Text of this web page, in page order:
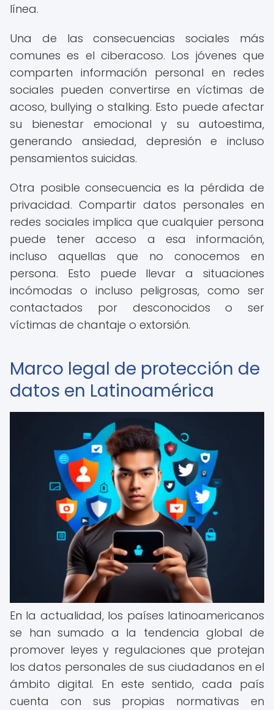
línea.
Una de las consecuencias sociales más
comunes es el ciberacoso. Los jóvenes que
comparten información personal en redes
sociales pueden convertirse en víctimas de
acoso, bullying o stalking. Esto puede afectar
su bienestar emocional y su autoestima,
generando ansiedad, depresión e incluso
pensamientos suicidas.
Otra posible consecuencia es la pérdida de
privacidad. Compartir datos personales en
redes sociales implica que cualquier persona
puede tener acceso a esa información,
incluso aquellas que no conocemos en
persona. Esto puede llevar a situaciones
incómodas o incluso peligrosas, como ser
contactados por desconocidos o ser
víctimas de chantaje o extorsión.
Marco legal de protección de
datos en Latinoamérica
En la actualidad, los países latinoamericanos
se han sumado a la tendencia global de
promover leyes y regulaciones que protejan
los datos personales de sus ciudadanos en el
ámbito digital. En este sentido, cada país
cuenta con sus propias normativas en